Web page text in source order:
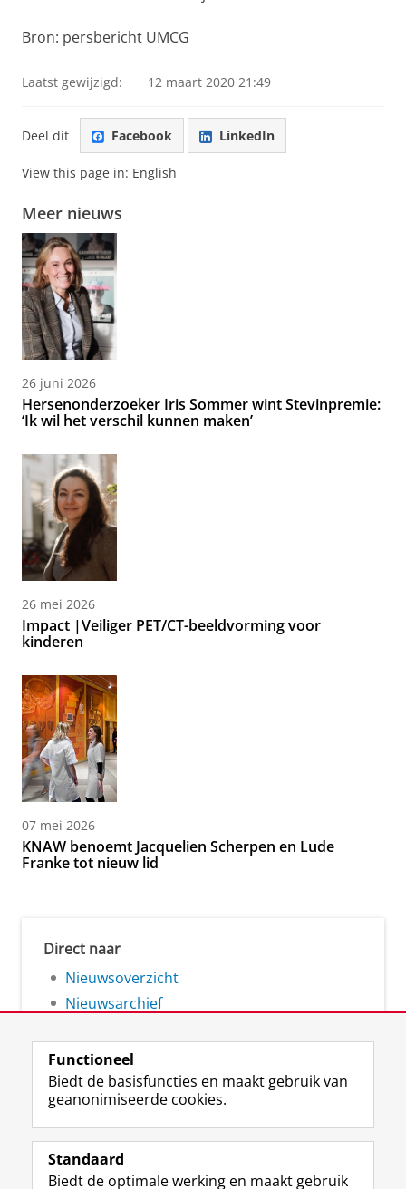
Bron: persbericht UMCG
Laatst gewijzigd: 12 maart 2020 21:49
Deel dit Facebook LinkedIn
View this page in: English
Meer nieuws
26 juni 2026
Hersenonderzoeker Iris Sommer wint Stevinpremie:
‘Ik wil het verschil kunnen maken’
26 mei 2026
Impact |Veiliger PET/CT-beeldvorming voor
kinderen
07 mei 2026
KNAW benoemt Jacquelien Scherpen en Lude
Franke tot nieuw lid
Direct naar
Nieuwsoverzicht
Nieuwsarchief
Volg de RUG
F
a
e
L
i
k
R
S
-
I
n
t
Y
o
T
Functioneel
Biedt de basisfuncties en maakt gebruik van
geanonimiseerde cookies.
Standaard
Biedt de optimale werking en maakt gebruik